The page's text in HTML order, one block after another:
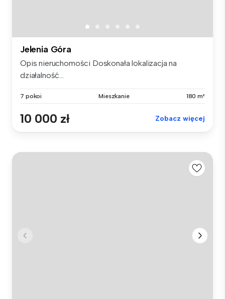
Jelenia Góra
Opis nieruchomości Doskonała lokalizacja na
działalność...
7 pokoi Mieszkanie 180 m²
10 000 zł Zobacz więcej